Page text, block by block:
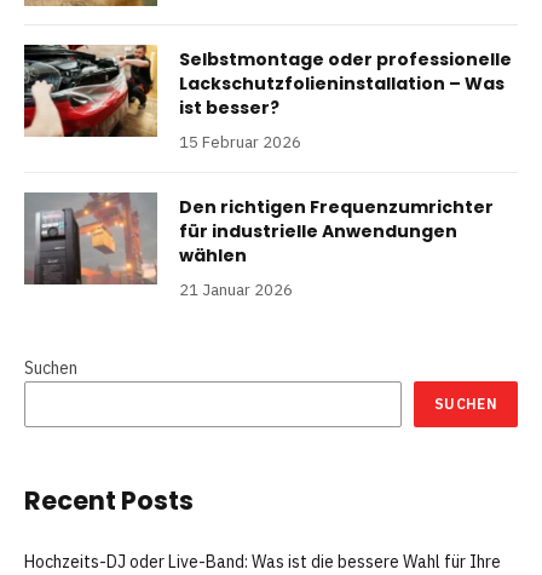
Selbstmontage oder professionelle
Lackschutzfolieninstallation – Was
ist besser?
15 Februar 2026
Den richtigen Frequenzumrichter
für industrielle Anwendungen
wählen
21 Januar 2026
Suchen
SUCHEN
Recent Posts
Hochzeits-DJ oder Live-Band: Was ist die bessere Wahl für Ihre